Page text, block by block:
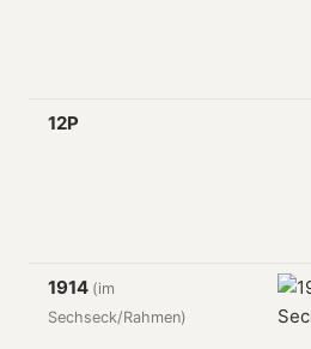
12P
1914 (im
Sechseck/Rahmen)